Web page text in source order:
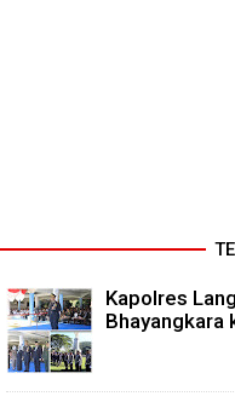
Kapolres
Bhayangkara